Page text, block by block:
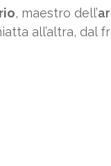
, maestro dell’
all’altra, dal